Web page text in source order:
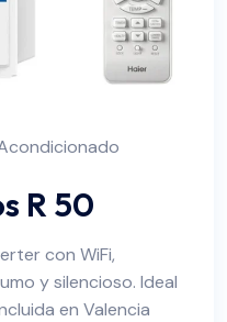
R 50
con WiFi,
y silencioso. Ideal
en Valencia